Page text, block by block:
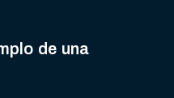
de una